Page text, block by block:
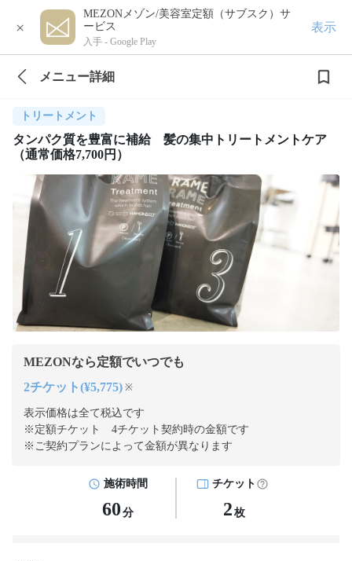
×
MEZONメゾン/美容室定額（サブスク）サ
ービス
入手 - Google Play
表示
メニュー詳細
トリートメント
タンパク質を豊富に補給 髪の集中トリートメントケア
（通常価格7,700円）
MEZONなら定額でいつでも
2チケット(¥5,775) ※
表示価格は全て税込です
※定額チケット 4チケット契約時の金額です
※ご契約プランによって金額が異なります
施術時間
60 分
チケット
2 枚